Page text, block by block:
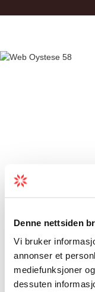
Denne nettsiden
Vi bruker
annonser et
mediefunksjoner
dessuten